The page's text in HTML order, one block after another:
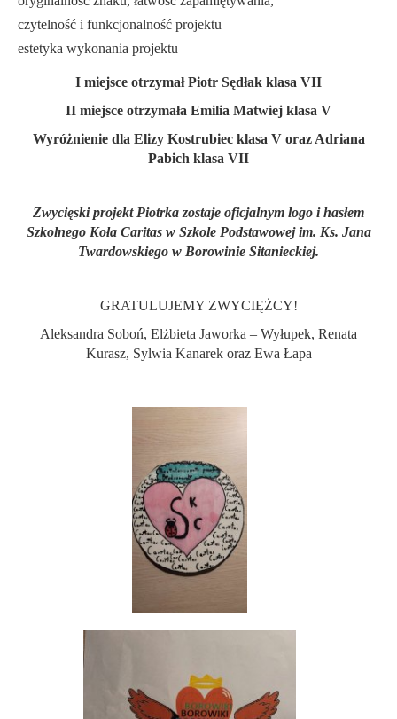
czytelność i funkcjonalność projektu
estetyka wykonania projektu
I miejsce otrzymał Piotr Sędłak klasa VII
II miejsce otrzymała Emilia Matwiej klasa V
Wyróżnienie dla Elizy Kostrubiec klasa V oraz Adriana
Pabich klasa VII
Zwycięski projekt Piotrka zostaje oficjalnym logo i hasłem
Szkolnego Koła Caritas w Szkole Podstawowej im. Ks. Jana
Twardowskiego w Borowinie Sitanieckiej.
GRATULUJEMY ZWYCIĘŻCY!
Aleksandra Soboń, Elżbieta Jaworka – Wyłupek, Renata
Kurasz, Sylwia Kanarek oraz Ewa Łapa